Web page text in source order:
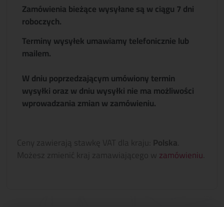
Zamówienia bieżące wysyłane są w ciągu 7 dni
roboczych.
Terminy wysyłek umawiamy telefonicznie lub
mailem.
W dniu poprzedzającym umówiony termin
wysyłki oraz w dniu wysyłki nie ma możliwości
wprowadzania zmian w zamówieniu.
Ceny zawierają stawkę VAT dla kraju: Polska
Możesz zmienić kraj zamawiającego wzamówieniu